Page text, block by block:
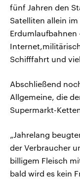
fünf Jahren den
Satelliten allein
Erdumlaufbahnen
Schifffahrt und
Abschließend
Allgemeine, die
Supermarkt-
„Jahrelang
der Verbraucher
billigem Fleisch
bald wird es kein